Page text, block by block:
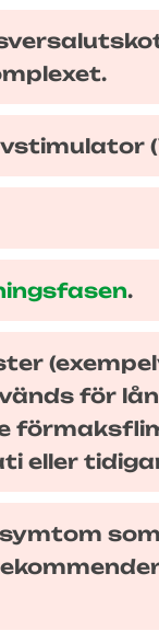
.
för
eller